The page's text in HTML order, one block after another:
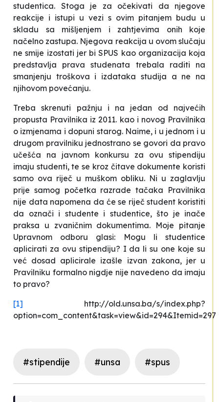
studentica. Stoga je za očekivati da njegove
reakcije i istupi u vezi s ovim pitanjem budu u
skladu sa mišljenjem i zahtjevima onih koje
načelno zastupa. Njegova reakcija u ovom slučaju
ne smije izostati jer bi SPUS kao organizacija koja
predstavlja prava studenata trebala raditi na
smanjenju troškova i izdataka studija a ne na
njihovom povećanju.
Treba skrenuti pažnju i na jedan od najvećih
propusta Pravilnika iz 2011. kao i novog Pravilnika
o izmjenama i dopuni starog. Naime, i u jednom i u
drugom pravilniku jednostrano se govori da pravo
učešća na javnom konkursu za ovu stipendiju
imaju studenti, te se kroz čitave dokumente koristi
samo ova riječ u muškom obliku. Ni u zaglavlju
prije samog početka razrade tačaka Pravilnika
nije data napomena da će se riječ student koristiti
da označi i studente i studentice, što je inače
praksa u zvaničnim dokumentima. Moje pitanje
Upravnom odboru glasi: Mogu li studentice
aplicirati za ovu stipendiju? I da li su one koje su
već dosad aplicirale izašle izvan zakona, jer u
Pravilniku formalno nigdje nije navedeno da imaju
to pravo?
[1] http://old.unsa.ba/s/index.php?
option=com_content&task=view&id=294&Itemid=297
#stipendije #unsa #spus